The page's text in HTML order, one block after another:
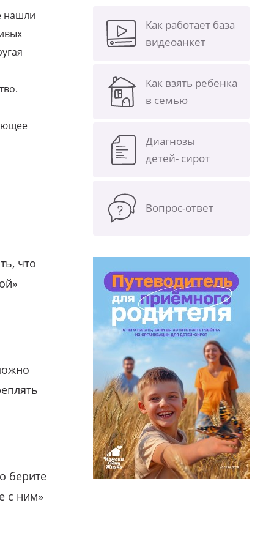
нашли
что
берите
с ним»
Как работает база
видеоанкет
Как взять ребенка
в семью
Диагнозы
детей- сирот
Вопрос-ответ